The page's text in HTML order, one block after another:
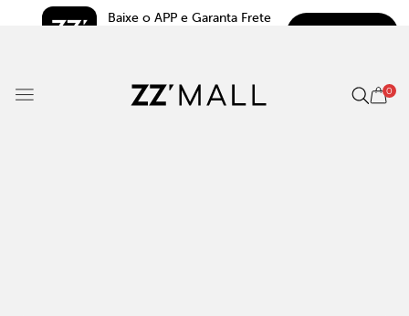
Baixe o APP e Garanta Frete
0